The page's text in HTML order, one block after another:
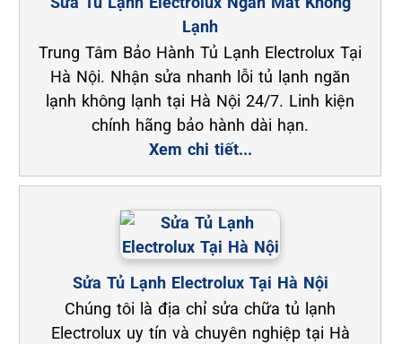
Lạnh
Trung Tâm Bảo Hành Tủ Lạnh Electrolux Tại
Hà Nội. Nhận sửa nhanh lỗi tủ lạnh ngăn
lạnh không lạnh tại Hà Nội 24/7. Linh kiện
chính hãng bảo hành dài hạn.
Xem chi tiết...
Sửa Tủ Lạnh Electrolux Tại Hà Nội
Chúng tôi là địa chỉ sửa chữa tủ lạnh
Electrolux uy tín và chuyên nghiệp tại Hà